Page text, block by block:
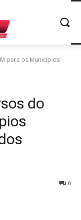
para os Municípios
do
0